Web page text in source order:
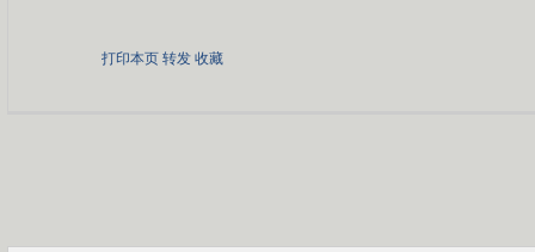
打印本页 转发 收藏